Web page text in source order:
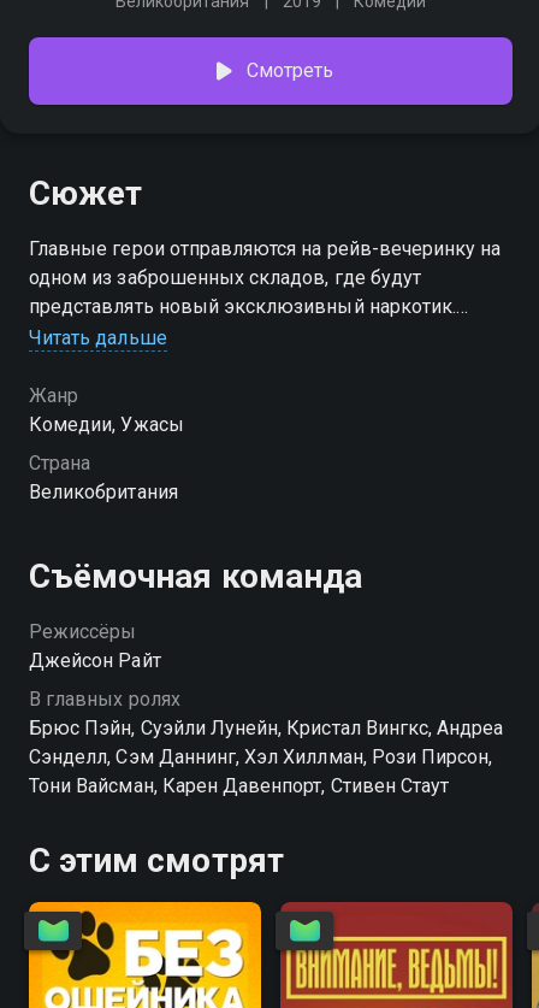
Смотреть
Сюжет
Главные герои отправляются на рейв-вечеринку на
одном из заброшенных складов, где будут
представлять новый эксклюзивный наркотик.
Вскоре два молодых парня и их спутницы очень
Им предстоит попытаться выжить среди
окружающей их нечисти.
Читать дальше
Жанр
Комедии, Ужасы
Страна
Великобритания
Съёмочная команда
Режиссёры
Джейсон Райт
В главных ролях
Брюс Пэйн, Суэйли Лунейн, Кристал Вингкс, Андреа
Сэнделл, Сэм Даннинг, Хэл Хиллман, Рози Пирсон,
Тони Вайсман, Карен Давенпорт, Стивен Стаут
С этим смотрят